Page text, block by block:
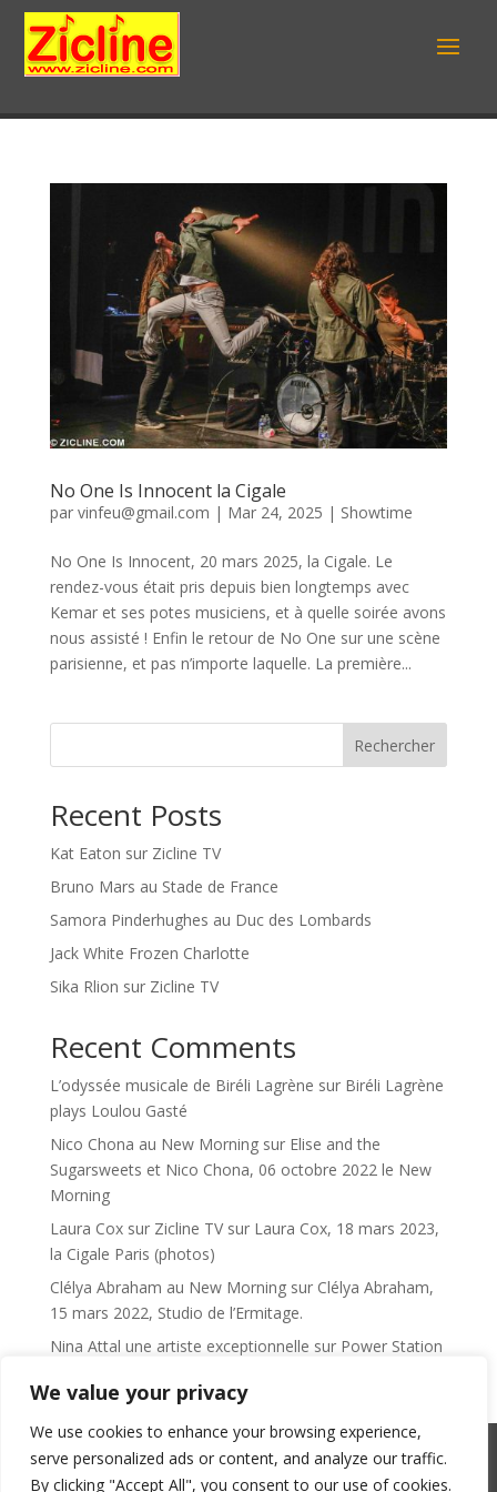
We value your privacy
We use cookies to enhance your browsing experience,
serve personalized ads or content, and analyze our traffic.
By clicking "Accept All", you consent to our use of cookies.
No One Is Innocent la Cigale
par vinfeu@gmail.com | Mar 24, 2025 | Showtime
No One Is Innocent, 20 mars 2025, la Cigale. Le
rendez-vous était pris depuis bien longtemps avec
Kemar et ses potes musiciens, et à quelle soirée avons
nous assisté ! Enfin le retour de No One sur une scène
parisienne, et pas n’importe laquelle. La première...
Rechercher
Recent Posts
Kat Eaton sur Zicline TV
Bruno Mars au Stade de France
Samora Pinderhughes au Duc des Lombards
Jack White Frozen Charlotte
Sika Rlion sur Zicline TV
Recent Comments
L’odyssée musicale de Biréli Lagrène sur Biréli Lagrène
plays Loulou Gasté
Nico Chona au New Morningsur Elise and the
Sugarsweets et Nico Chona, 06 octobre 2022 le New
Morning
Laura Cox sur Zicline TVsur Laura Cox, 18 mars 2023,
la Cigale Paris (photos)
Clélya Abraham au New Morningsur Clélya Abraham,
15 mars 2022, Studio de l’Ermitage.
Nina Attal une artiste exceptionnelle sur Power Station
SACEM : 101735096 – ©Copyright Zicline 1998 –